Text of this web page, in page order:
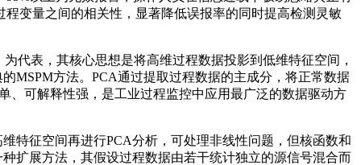
变量之间的相关性，显著降低误报率的同时提高检测灵敏
代表，其核心思想是将高维过程数据投影到低维特征空间，
MSPM方法。PCA通过提取过程数据的主成分，将正常数据
、可解释性强，是工业过程监控中应用最广泛的数据驱动方
特征空间再进行PCA分析，可处理非线性问题，但核函数和
扩展方法，其假设过程数据由若干统计独立的源信号混合而